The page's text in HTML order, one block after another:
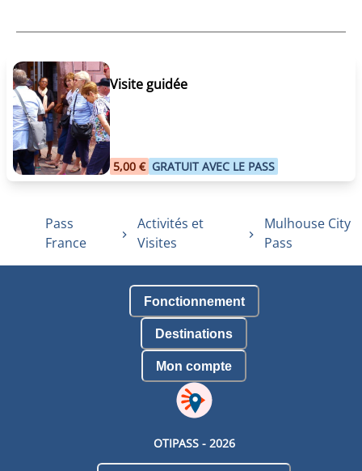
Visite guidée
5,00 € GRATUIT AVEC LE PASS
Pass
France
Activités et
Visites
Mulhouse City
Pass
Fonctionnement
Destinations
Mon compte
OTIPASS - 2026